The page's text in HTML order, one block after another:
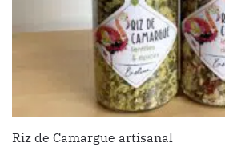
Riz de Camargue artisanal